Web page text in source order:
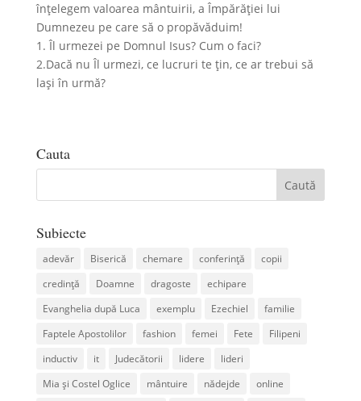
înțelegem valoarea mântuirii, a Împărăției lui
Dumnezeu pe care să o propăvăduim!
1. Îl urmezei pe Domnul Isus? Cum o faci?
2.Dacă nu Îl urmezi, ce lucruri te țin, ce ar trebui să
lași în urmă?
Cauta
Subiecte
adevăr Biserică chemare conferință
copii
credință
Doamne dragoste
echipare
Evanghelia după Luca
exemplu Ezechiel
familie
Faptele Apostolilor
fashion femei Fete
Filipeni
inductiv
it Judecătorii lidere
lideri
Mia și Costel Oglice
mântuire nădejde
online